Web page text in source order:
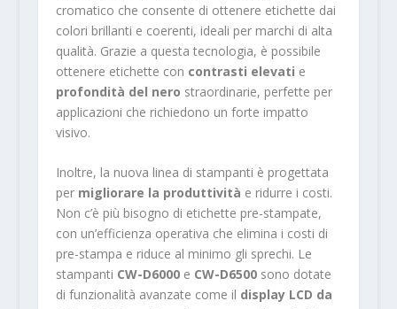
cromatico che consente di ottenere etichette dai
colori brillanti e coerenti, ideali per marchi di alta
qualità. Grazie a questa tecnologia, è possibile
ottenere etichette con contrasti elevati e
profondità del nero straordinarie, perfette per
applicazioni che richiedono un forte impatto
visivo.
Inoltre, la nuova linea di stampanti è progettata
per migliorare la produttività e ridurre i costi.
Non c’è più bisogno di etichette pre-stampate,
con un’efficienza operativa che elimina i costi di
pre-stampa e riduce al minimo gli sprechi. Le
stampanti CW-D6000e CW-D6500sono dotate
di funzionalità avanzate come il display LCD da